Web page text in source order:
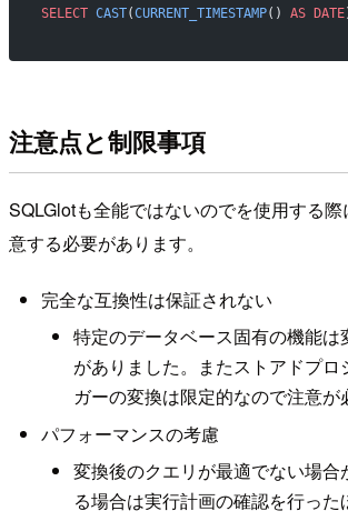
SELECT CAST(CURRENT_TIMESTAMP() AS DATE
注意点と制限事項
SQLGlotも全能ではないのでを使用する
意する必要があります。
完全な互換性は保証されない
特定のデータベース固有の機能は
がありました。またストアドプロ
ガーの変換は限定的なので注意が
パフォーマンスの考慮
変換後のクエリが最適でない場合
る場合は実行計画の確認を行った